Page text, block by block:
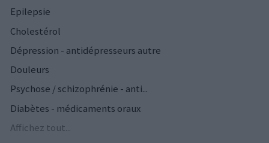
Epilepsie
Cholestérol
Dépression - antidépresseurs autre
Douleurs
Psychose / schizophrénie - anti...
Diabètes - médicaments oraux
Affichez tout...